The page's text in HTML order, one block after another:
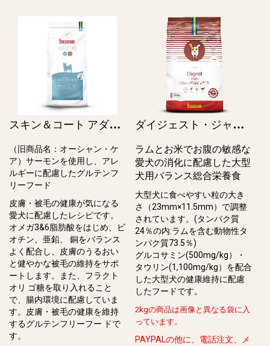
ス
キン＆コート アダルト / Hypoallergenic Skin & Coat Adult（旧オーシャン・ケア）
（旧商品名：オーシャン・ケ
ア）サーモンを使用し、アレ
ルギーに配慮したグルテンフ
リーフード
皮膚・被⽑の健康が気になる
愛⽝に配慮したレシピです。
オメガ3&6脂肪酸をはじめ、ビ
オチン、亜鉛、 銅をバランス
よく配合し、⽪膚のうるおい
と健やかな被⽑の維持をサポ
ートします。また、フラクト
オリ ゴ糖を取り⼊れること
で、腸内環境に配慮していま
す。⽪膚・被⽑の健康を維持
するグルテンフリーフー ドで
す。
ダ
イジェスト・ジャイアント / Digest Giant
ラムとお米でお腹の敏感な
愛犬の消化に配慮した大型
犬用バランス総合栄養食
大型犬に食べやすい粒の大き
さ（23mm×11.5mm）で調整
されています。(タンパク質
24％の内:ラムを含む動物性タ
ンパク質73.5％)
グルコサミン(500mg/kg）・
タウリン(1,100mg/kg）を配合
した大型犬の健康維持に配慮
したフードです。
2kgの商品は画像と異なる袋に入
っています。
PAYPALの他に、電話注文、メ